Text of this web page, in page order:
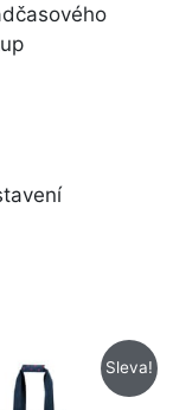
Sleva!
Původní
cena
byla:
Aktuální
cena